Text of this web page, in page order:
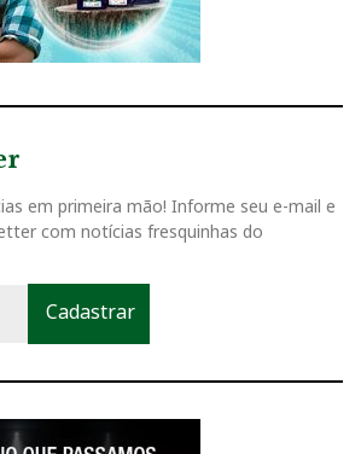
em primeira mão! Informe seu e-mail e
com notícias fresquinhas do